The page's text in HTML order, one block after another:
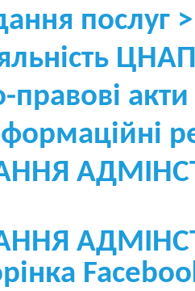
послуг
акти